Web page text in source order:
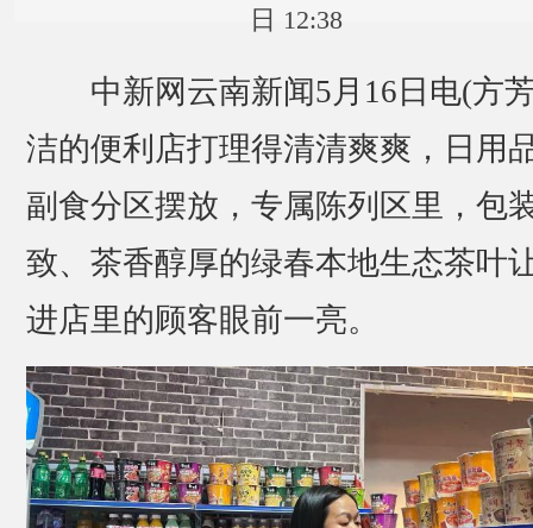
日 12:38
中新网云南新闻5月16日电(方
洁的便利店打理得清清爽爽，日用
副食分区摆放，专属陈列区里，包
致、茶香醇厚的绿春本地生态茶叶
进店里的顾客眼前一亮。